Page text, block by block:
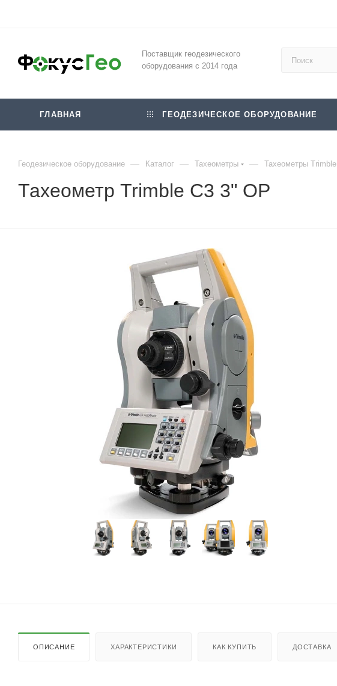
Поставщик геодезического
оборудования с 2014 года
ГЛАВНАЯ ГЕОДЕЗИЧЕСКОЕ ОБОРУДОВАНИЕ
Геодезическое оборудование — Каталог — Тахеометры — Тахеометры Trimble
Тахеометр Trimble C3 3" OP
ОПИСАНИЕ ХАРАКТЕРИСТИКИ КАК КУПИТЬ ДОСТАВКА